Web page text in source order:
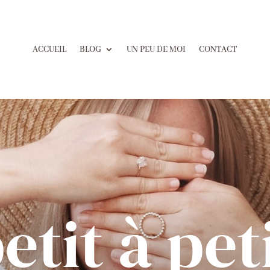
ACCUEIL BLOG UN PEU DE MOI CONTACT
à